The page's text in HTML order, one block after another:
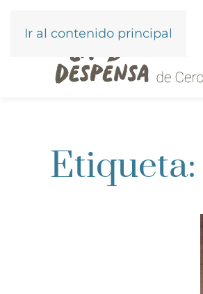
Ir al contenido principal
Etiqueta: